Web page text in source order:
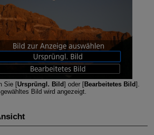
Sie [Ursprüngl. Bild] oder [Bearbeitetes Bild].
Bild wird angezeigt.